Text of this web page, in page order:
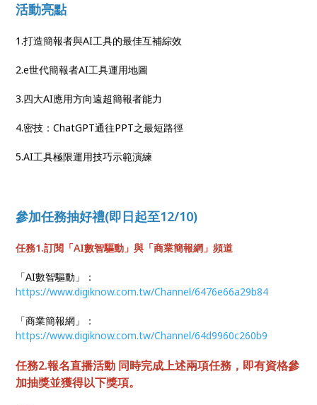
活動亮點
1.打造簡報者與AI工具的最佳互補綜效
2.e世代簡報者AI工具運用地圖
3.四大AI應用方向遠超簡報者能力
4.密技：ChatGPT通往PPT之最短路徑
5.AI工具極限運用技巧示範演練
參加任務抽好禮(即日起至12/10)
任務1.訂閱「AI數智驅動」與「商業簡報網」頻道
「AI數智驅動」：
https://www.digiknow.com.tw/Channel/6476e66a29b84
「商業簡報網」：
https://www.digiknow.com.tw/Channel/64d9960c260b9
任務2.報名直播活動 同時完成上述兩項任務，即有資格參
加抽獎並獲得以下獎項。